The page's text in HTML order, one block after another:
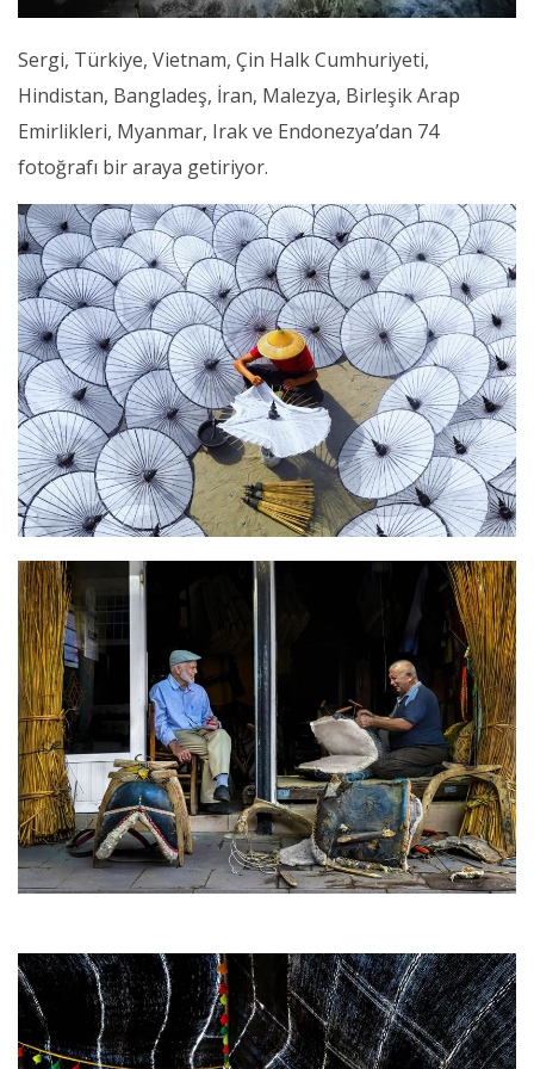
Sergi, Türkiye, Vietnam, Çin Halk Cumhuriyeti,
Hindistan, Bangladeş, İran, Malezya, Birleşik Arap
Emirlikleri, Myanmar, Irak ve Endonezya’dan 74
fotoğrafı bir araya getiriyor.